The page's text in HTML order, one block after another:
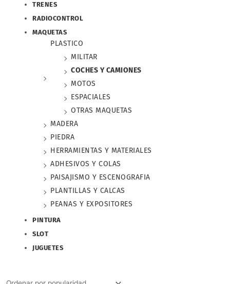
TRENES
RADIOCONTROL
MAQUETAS
PLASTICO
MILITAR
COCHES Y CAMIONES
MOTOS
ESPACIALES
OTRAS MAQUETAS
MADERA
PIEDRA
HERRAMIENTAS Y MATERIALES
ADHESIVOS Y COLAS
PAISAJISMO Y ESCENOGRAFIA
PLANTILLAS Y CALCAS
PEANAS Y EXPOSITORES
PINTURA
SLOT
JUGUETES